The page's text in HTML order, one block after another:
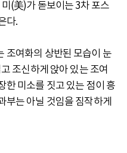
(美)가 돋보이는 3차 포스
다.
조여화의 상반된 모습이 눈
조신하게 앉아 있는 조여
한 미소를 짓고 있는 점이 흥
부는 아닐 것임을 짐작하게